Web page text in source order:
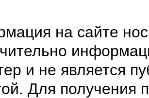
на сайте
и не является
Для получения